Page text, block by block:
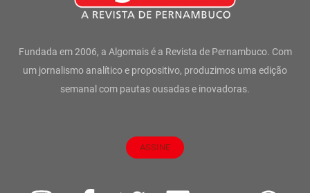
Fundada em 2006, a Algomais é a Revista de Pernambuco. Com
um jornalismo analítico e propositivo, produzimos uma edição
semanal com pautas ousadas e inovadoras.
ASSINE